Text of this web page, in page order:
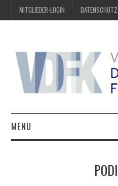
MITGLIEDER-LOGIN DATENSCHUTZ
MENU
PREIS DER DEUTSCHEN